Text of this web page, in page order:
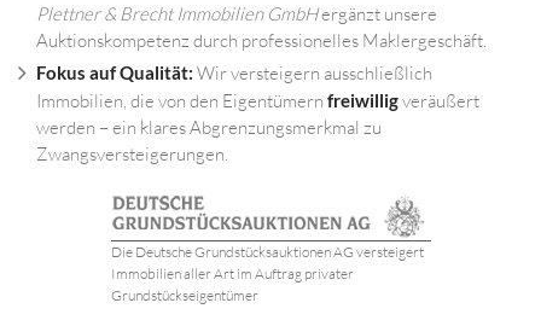
Plettner & Brecht Immobilien GmbHergänzt unsere
Auktionskompetenz durch professionelles Maklergeschäft.
Fokus auf Qualität: Wir versteigern ausschließlich
Immobilien, die von den Eigentümern freiwilligveräußert
werden – ein klares Abgrenzungsmerkmal zu
Zwangsversteigerungen.
Die Deutsche Grundstücksauktionen AG versteigert
Immobilien aller Art im Auftrag privater
Grundstückseigentümer